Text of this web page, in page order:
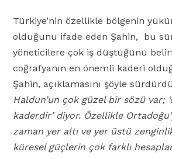
Türkiye’nin özellikle bölgenin
olduğunu ifade eden Şahin, bu
yöneticilere çok iş düştüğünü
coğrafyanın en önemli kaderi
Şahin, açıklamasını şöyle
Haldun’un çok güzel bir sözü var;
kaderdir’ diyor. Özellikle
zaman yer altı ve yer üstü
küresel güçlerin çok farklı